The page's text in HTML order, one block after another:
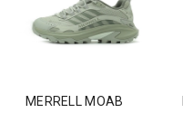
MERRELL MOAB